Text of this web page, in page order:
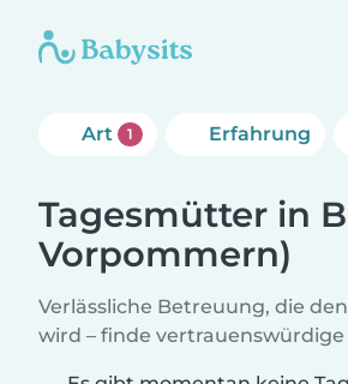
Art 1 Erfahrung
Tagesmütter in
Vorpommern)
Verlässliche Betreuung, die
wird – finde